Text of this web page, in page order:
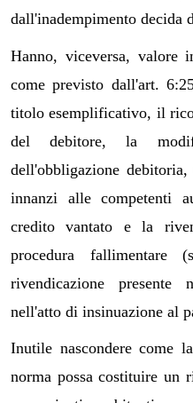
dall'inadempimento decida
Hanno, viceversa, valore
come previsto dall'art.
titolo esemplificativo, il
del debitore, la
dell'obbligazione
innanzi alle competenti
credito vantato e la
procedura
rivendicazione
nell'atto di insinuazione al
Inutile nascondere come
norma possa costituire un